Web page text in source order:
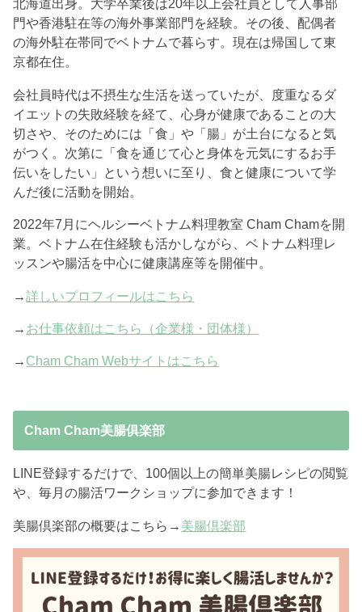
北海道出身。大学卒業後は20年以上会社員として人事部
門や香港駐在等の海外事業部門を経験。その後、配偶者
の海外駐在帯同でベトナムで暮らす。現在は帰国して東
京都在住。
会社員時代は不摂生な生活を送っていたが、度重なるダ
イエットの失敗経験を経て、心身が健康であることの大
切さや、そのためには「食」や「腸」が土台になると気
がつく。次第に「食を通じて心と身体を元気にするお手
伝いをしたい」という想いに至り、食と健康について学
んだ後に活動を開始。
2022年7月にヘルシーベトナム料理教室 Cham Chamを開
業。ベトナム在住経験も活かしながら、ベトナム料理レ
ッスンや腸活を中心に健康講座等を開催中。
→詳しいプロフィールはこちら
→ お仕事依頼はこちら（企業様・団体様）
→ Cham Cham Webサイトはこちら
Cham Cham美腸俱楽部
LINE登録するだけで、100個以上の簡単美腸レシピの閲覧
や、毎月の腸活ワークショップに参加できます！
美腸倶楽部の概要はこちら→ 美腸倶楽部